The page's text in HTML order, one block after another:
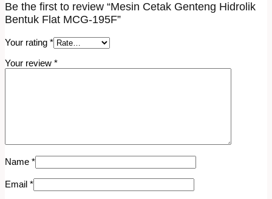
Be the first to review “Mesin Cetak Genteng Hidrolik
Bentuk Flat MCG-195F”
Your rating *
Your review *
Name *
Email *